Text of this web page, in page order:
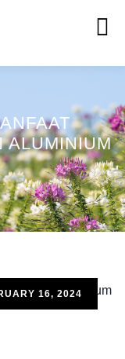
ALUMINIUM
16, 2024